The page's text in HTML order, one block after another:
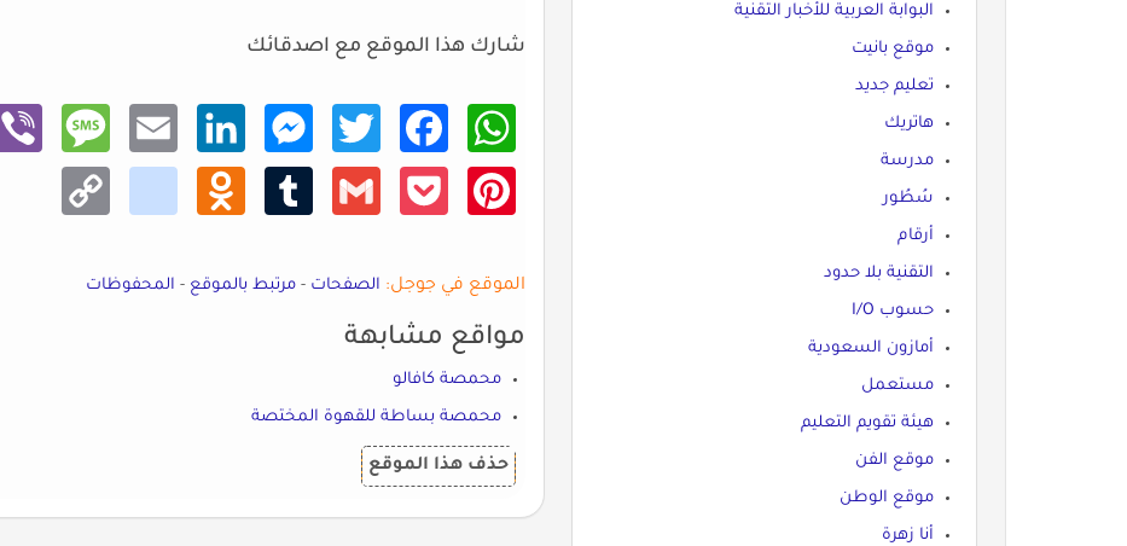
شارك هذا الموقع مع اصدقائك
What
sApp
Faceb
ook
Twitt
er
Mess
enger
Linke
dIn
Email
Mess
age
Viber
Pinte
rest
Pocke
Gmail
Tumb
Odno
klass
niki
Copy
Link
الموقع في جوجل: الصفحات - مرتبط بالموقع - المحفوظات
مواقع مشابهة
محمصة كافالو
محمصة بساطة للقهوة المختصة
حذف هذا الموقع
البوابة العربية للأخبار التقنية
موقع بانيت
تعليم جديد
هاتريك
مدرسة
سُطُور
أرقام
التقنية بلا حدود
حسوب I/O
أمازون السعودية
مستعمل
هيئة تقويم التعليم
موقع الفن
موقع الوطن
أنا زهرة